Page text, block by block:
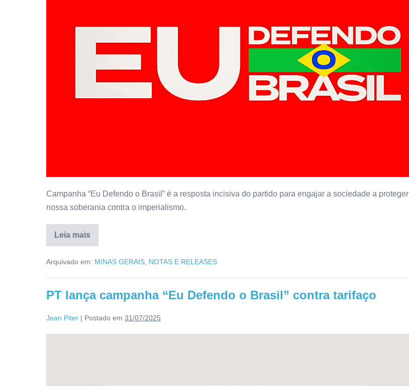
Campanha “Eu Defendo o Brasil” é a resposta incisiva do partido para engajar a sociedade a proteger
nossa soberania contra o imperialismo.
Leia mais
Arquivado em: MINAS GERAIS, NOTAS E RELEASES
PT lança campanha “Eu Defendo o Brasil” contra tarifaço
Jean Piter | Postado em 31/07/2025